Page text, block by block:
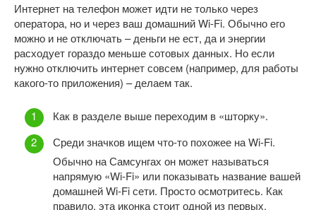
Интернет на телефон может идти не только через
оператора, но и через ваш домашний Wi-Fi. Обычно его
можно и не отключать – деньги не ест, да и энергии
расходует гораздо меньше сотовых данных. Но если
нужно отключить интернет совсем (например, для работы
какого-то приложения) – делаем так.
Как в разделе выше переходим в «шторку».
Среди значков ищем что-то похожее на Wi-Fi.
Обычно на Самсунгах он может называться
напрямую «Wi-Fi» или показывать название вашей
домашней Wi-Fi сети. Просто осмотритесь. Как
правило, эта иконка стоит одной из первых.